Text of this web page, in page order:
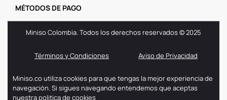
MÉTODOS DE PAGO
Miniso Colombia. Todos los derechos reservados © 2025
Términos y Condiciones Aviso de Privacidad
Miniso.co utiliza cookies para que tengas la mejor experiencia de
navegación. Si sigues navegando entendemos que aceptas
nuestra politica de cookies